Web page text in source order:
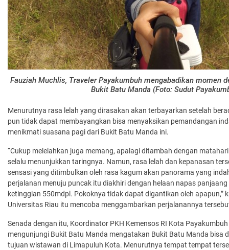
Fauziah Muchlis, Traveler Payakumbuh mengabadikan momen
Bukit Batu Manda (Foto: Sudut
Menurutnya rasa lelah yang dirasakan akan terbayarkan setelah
pun tidak dapat membayangkan bisa menyaksikan pemandangan
menikmati suasana pagi dari Bukit Batu Manda ini.
“Cukup melelahkan juga memang, apalagi ditambah dengan
selalu menunjukkan taringnya. Namun, rasa lelah dan kepanasan
sensasi yang ditimbulkan oleh rasa kagum akan panorama yang
perjalanan menuju puncak itu diakhiri dengan helaan napas
ketinggian 550mdpl. Pokoknya tidak dapat digantikan oleh apapun,”
Universitas Riau itu mencoba menggambarkan perjalanannya
Senada dengan itu, Koordinator PKH Kemensos RI Kota
mengunjungi Bukit Batu Manda mengatakan Bukit Batu Manda bisa
tujuan wistawan di Limapuluh Kota. Menurutnya tempat tempat